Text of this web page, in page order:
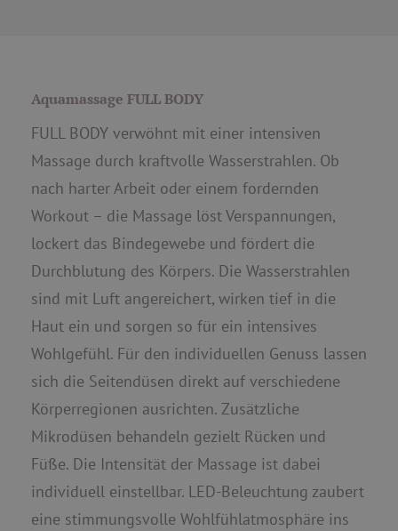
Aquamassage FULL BODY
FULL BODY verwöhnt mit einer intensiven
Massage durch kraftvolle Wasserstrahlen. Ob
nach harter Arbeit oder einem fordernden
Workout – die Massage löst Verspannungen,
lockert das Bindegewebe und fördert die
Durchblutung des Körpers. Die Wasserstrahlen
sind mit Luft angereichert, wirken tief in die
Haut ein und sorgen so für ein intensives
Wohlgefühl. Für den individuellen Genuss lassen
sich die Seitendüsen direkt auf verschiedene
Körperregionen ausrichten. Zusätzliche
Mikrodüsen behandeln gezielt Rücken und
Füße. Die Intensität der Massage ist dabei
individuell einstellbar. LED-Beleuchtung zaubert
eine stimmungsvolle Wohlfühlatmosphäre ins